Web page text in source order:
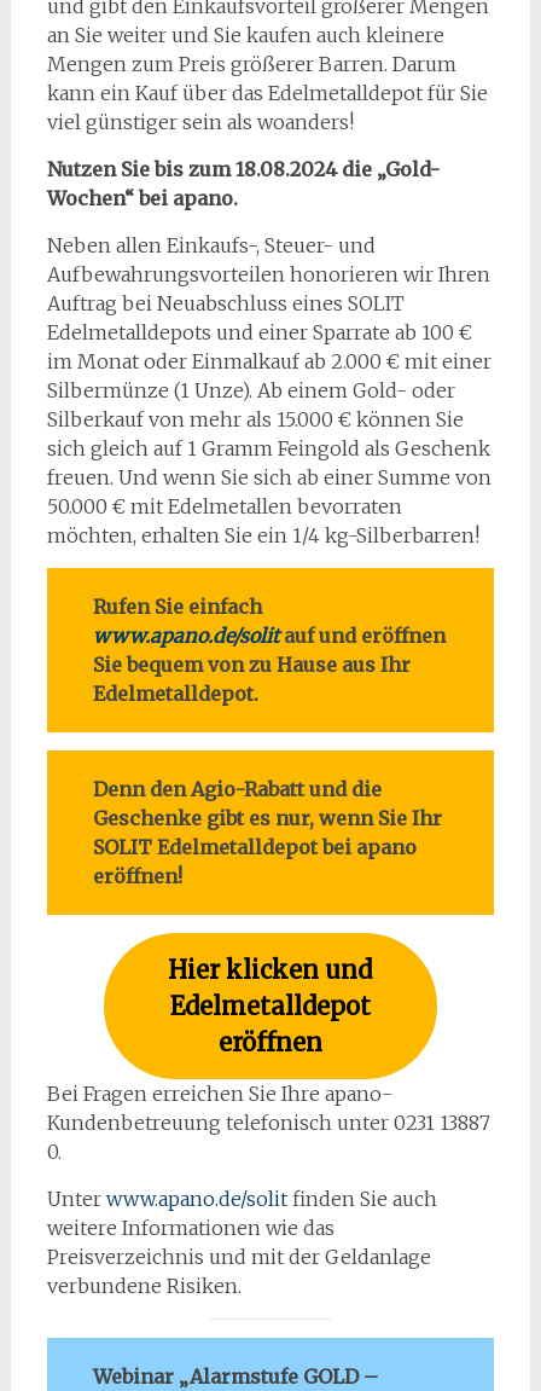
und gibt den Einkaufsvorteil größerer Mengen
an Sie weiter und Sie kaufen auch kleinere
Mengen zum Preis größerer Barren. Darum
kann ein Kauf über das Edelmetalldepot für Sie
viel günstiger sein als woanders!
Nutzen Sie bis zum 18.08.2024 die „Gold-
Wochen“ bei apano.
Neben allen Einkaufs-, Steuer- und
Aufbewahrungsvorteilen honorieren wir Ihren
Auftrag bei Neuabschluss eines SOLIT
Edelmetalldepots und einer Sparrate ab 100 €
im Monat oder Einmalkauf ab 2.000 € mit einer
Silbermünze (1 Unze). Ab einem Gold- oder
Silberkauf von mehr als 15.000 € können Sie
sich gleich auf 1 Gramm Feingold als Geschenk
freuen. Und wenn Sie sich ab einer Summe von
50.000 € mit Edelmetallen bevorraten
möchten, erhalten Sie ein 1/4 kg-Silberbarren!
Rufen Sie einfach
www.apano.de/solitauf und eröffnen
Sie bequem von zu Hause aus Ihr
Edelmetalldepot.
Denn den Agio-Rabatt und die
Geschenke gibt es nur, wenn Sie Ihr
SOLIT Edelmetalldepot bei apano
eröffnen!
Hier klicken und
Edelmetalldepot
eröffnen
Bei Fragen erreichen Sie Ihre apano-
Kundenbetreuung telefonisch unter 0231 13887
0.
Unter www.apano.de/solitfinden Sie auch
weitere Informationen wie das
Preisverzeichnis und mit der Geldanlage
verbundene Risiken.
Webinar „Alarmstufe GOLD –